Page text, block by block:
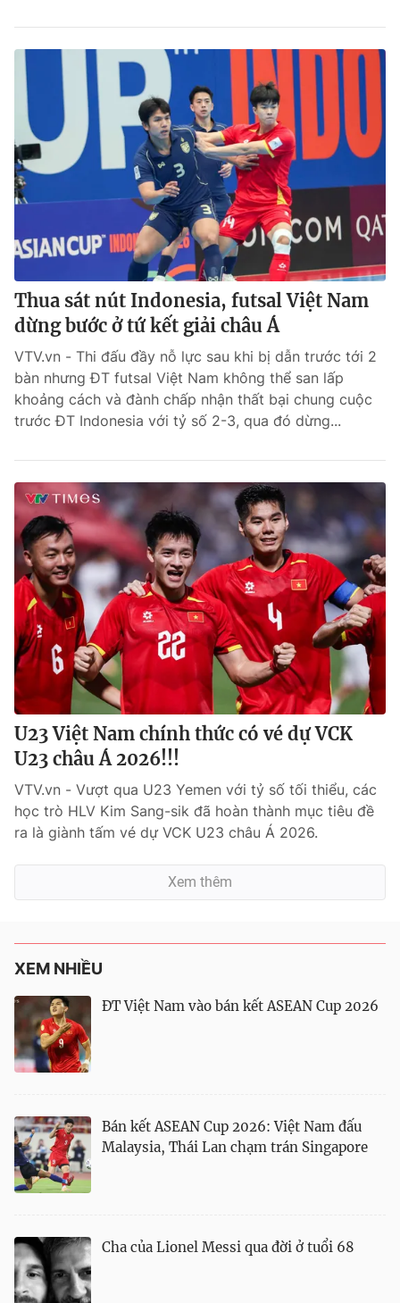
Thua sát nút Indonesia, futsal Việt Nam
dừng bước ở tứ kết giải châu Á
VTV.vn - Thi đấu đầy nỗ lực sau khi bị dẫn trước tới 2
bàn nhưng ĐT futsal Việt Nam không thể san lấp
khoảng cách và đành chấp nhận thất bại chung cuộc
trước ĐT Indonesia với tỷ số 2-3, qua đó dừng...
U23 Việt Nam chính thức có vé dự VCK
U23 châu Á 2026!!!
VTV.vn - Vượt qua U23 Yemen với tỷ số tối thiểu, các
học trò HLV Kim Sang-sik đã hoàn thành mục tiêu đề
ra là giành tấm vé dự VCK U23 châu Á 2026.
Xem thêm
XEM NHIỀU
ĐT Việt Nam vào bán kết ASEAN Cup 2026
Bán kết ASEAN Cup 2026: Việt Nam đấu
Malaysia, Thái Lan chạm trán Singapore
Cha của Lionel Messi qua đời ở tuổi 68